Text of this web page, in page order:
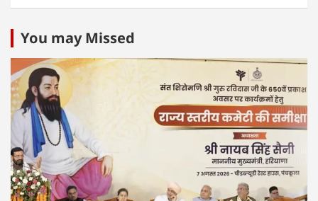
You may Missed